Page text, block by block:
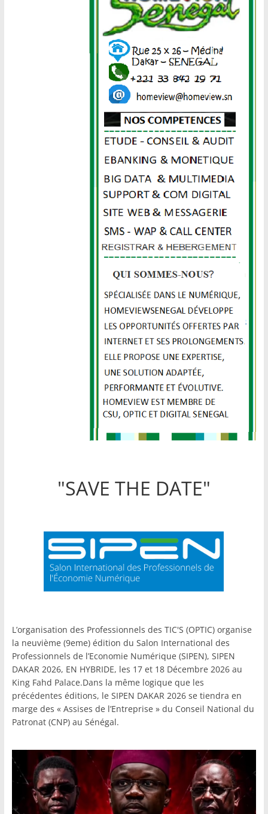
"SAVE THE DATE"
L’organisation des Professionnels des TIC'S (OPTIC) organise
la neuvième (9eme) édition du Salon International des
Professionnels de l’Economie Numérique (SIPEN), SIPEN
DAKAR 2026, EN HYBRIDE, les 17 et 18 Décembre 2026 au
King Fahd Palace.Dans la même logique que les
précédentes éditions, le SIPEN DAKAR 2026 se tiendra en
marge des « Assises de l’Entreprise » du Conseil National du
Patronat (CNP) au Sénégal.